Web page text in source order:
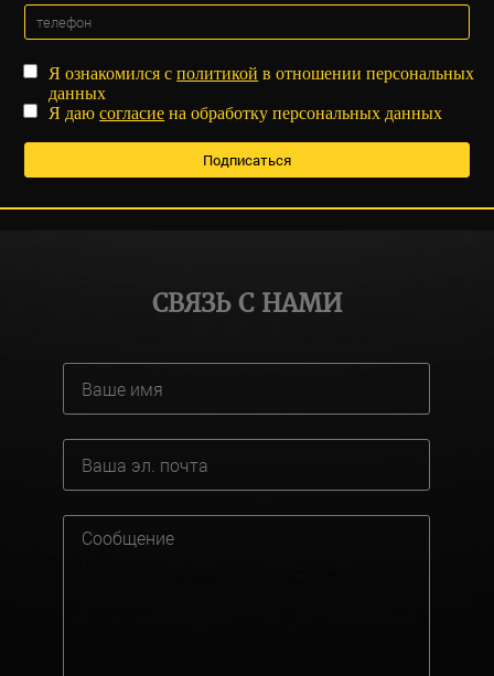
Я ознакомился сполитикой в отношении персональных
данных
Я даюсогласие на обработку персональных данных
СВЯЗЬ С НАМИ